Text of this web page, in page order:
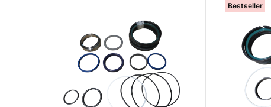
Bestseller